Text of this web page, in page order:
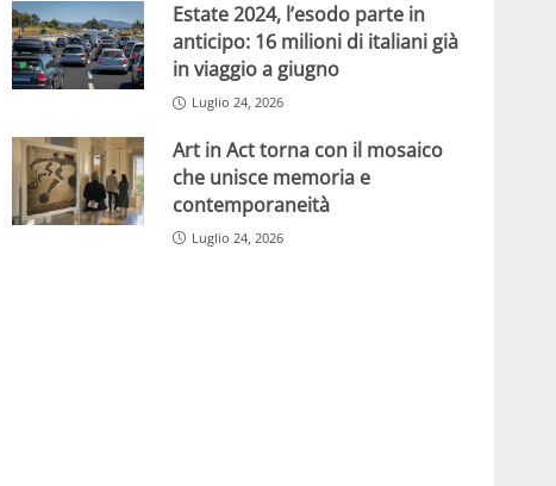
Estate 2024, l’esodo parte in
anticipo: 16 milioni di italiani già
in viaggio a giugno
Luglio 24, 2026
Art in Act torna con il mosaico
che unisce memoria e
contemporaneità
Luglio 24, 2026